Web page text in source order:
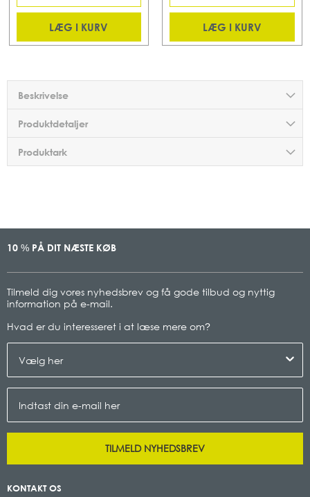
LÆG I KURV LÆG I KURV
Beskrivelse
Produktdetaljer
Produktark
10 % PÅ DIT NÆSTE KØB
Tilmeld dig vores nyhedsbrev og få gode tilbud og nyttig
information på e-mail.
Hvad er du interesseret i at læse mere om?
TILMELD NYHEDSBREV
KONTAKT OS